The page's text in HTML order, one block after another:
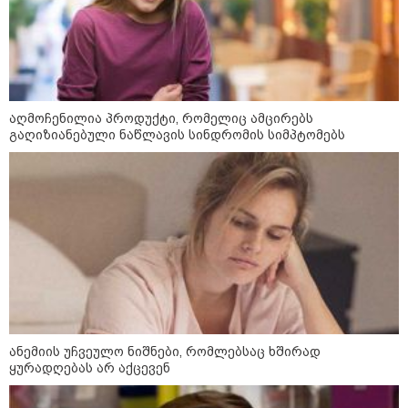
დაარტყეს, არიან დაღუპულები
და დაშავებულები - რა
ინფორმაციას ავრცელებს
ხარკოვის მერი?
"ქართული ოცნება” ხელს
უწყობს ირანული
ტერორისტული ქსელების
უკანონო გაფართოებას, თუმცა
მაინც ამერიკას უყენებს
მოთხოვნებს?" - ჯო უილსონი
კატეგორიის ყველა სიახლე
ოკუპირებული ცხინვალის ე.წ.
საგარეო უწყება - საქართველოს
აღმოჩენილია პროდუქტი, რომელიც ამცირებს
გაღიზიანებული ნაწლავის სინდრომის სიმპტომებს
ანემიის უჩვეულო ნიშნები, რომლებსაც ხშირად
ყურადღებას არ აქცევენ